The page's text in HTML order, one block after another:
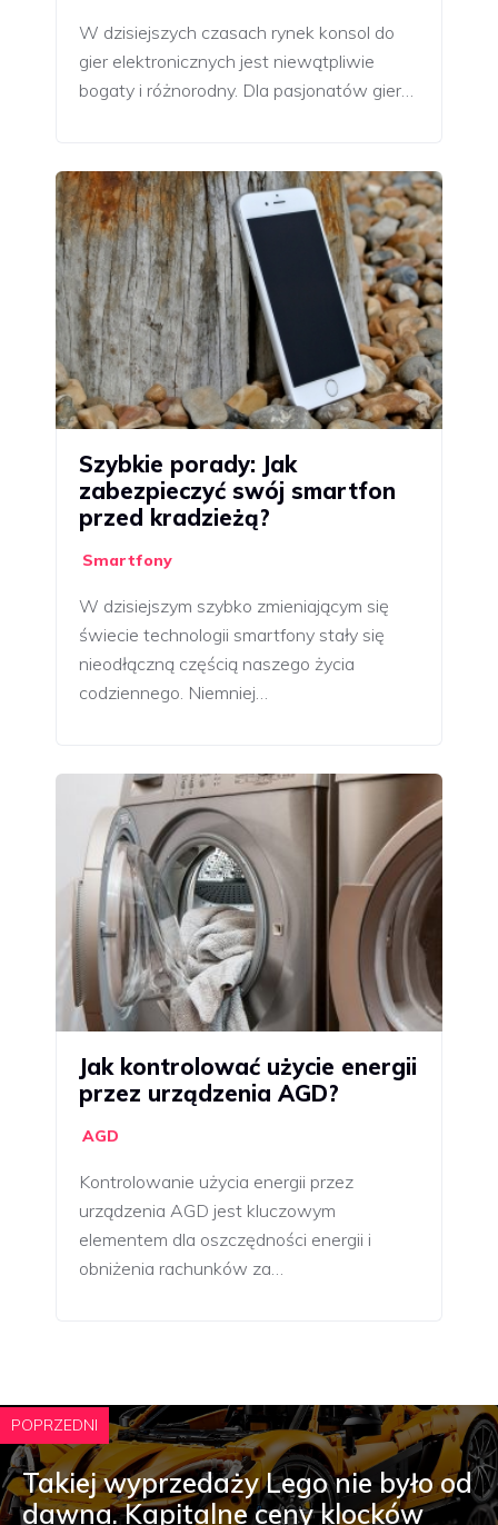
W dzisiejszych czasach rynek konsol do
gier elektronicznych jest niewątpliwie
bogaty i różnorodny. Dla pasjonatów gier…
Szybkie porady: Jak
zabezpieczyć swój smartfon
przed kradzieżą?
Smartfony
W dzisiejszym szybko zmieniającym się
świecie technologii smartfony stały się
nieodłączną częścią naszego życia
codziennego. Niemniej…
Jak kontrolować użycie energii
przez urządzenia AGD?
AGD
Kontrolowanie użycia energii przez
urządzenia AGD jest kluczowym
elementem dla oszczędności energii i
obniżenia rachunków za…
POPRZEDNI
Takiej wyprzedaży Lego nie było od
dawna. Kapitalne ceny klocków